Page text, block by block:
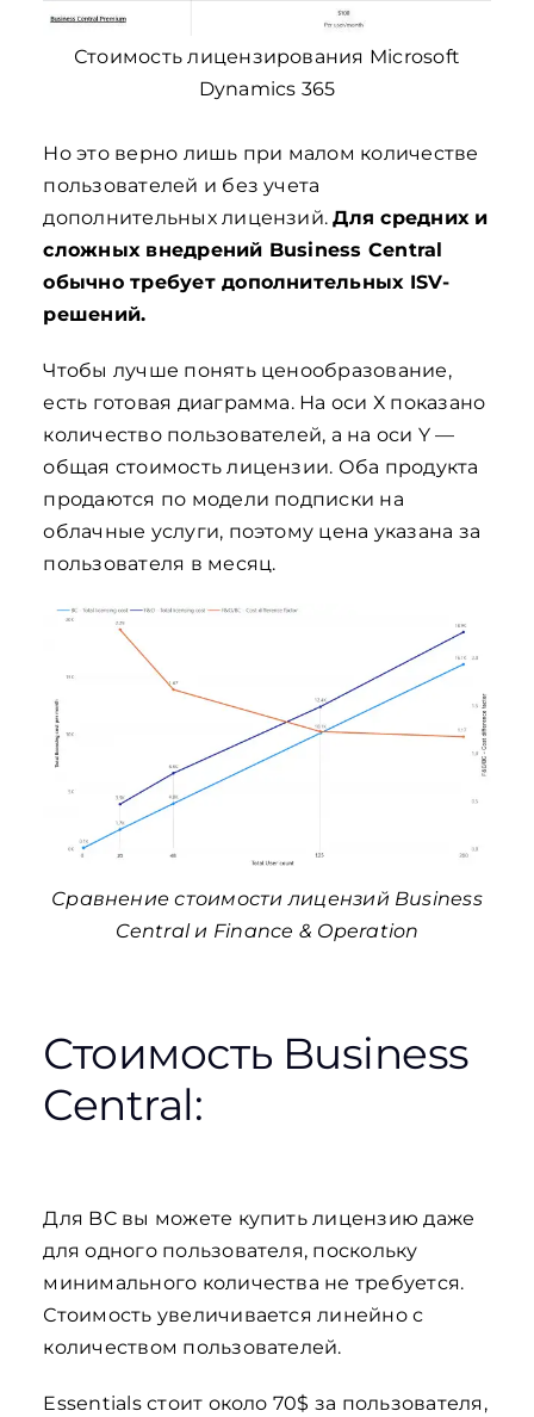
Стоимость лицензирования Microsoft
Dynamics 365
Но это верно лишь при малом количестве
пользователей и без учета
дополнительных лицензий.Для средних и
сложных внедрений Business Central
обычно требует дополнительных ISV-
решений.
Чтобы лучше понять ценообразование,
есть готовая диаграмма. На оси Х показано
количество пользователей, а на оси Y —
общая стоимость лицензии. Оба продукта
продаются по модели подписки на
облачные услуги, поэтому цена указана за
пользователя в месяц.
Сравнение стоимости лицензий Business
Central и Finance & Operation
Стоимость Business
Central:
Для BC вы можете купить лицензию даже
для одного пользователя, поскольку
минимального количества не требуется.
Стоимость увеличивается линейно с
количеством пользователей.
Essentials стоит около 70$ за пользователя,